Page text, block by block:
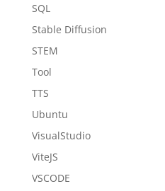
SQL
Stable Diffusion
STEM
Tool
TTS
Ubuntu
VisualStudio
ViteJS
VSCODE